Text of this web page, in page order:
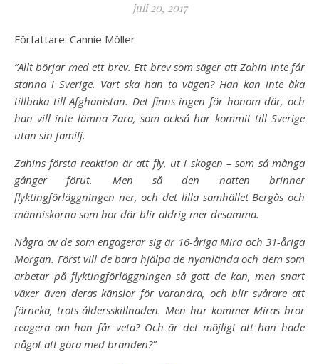
juli 20, 2017
Författare: Cannie Möller
”Allt börjar med ett brev. Ett brev som säger att Zahin inte får
stanna i Sverige. Vart ska han ta vägen? Han kan inte åka
tillbaka till Afghanistan. Det finns ingen för honom där, och
han vill inte lämna Zara, som också har kommit till Sverige
utan sin familj.
Zahins första reaktion är att fly, ut i skogen – som så många
gånger förut. Men så den natten brinner
flyktingförläggningen ner, och det lilla samhället Bergås och
människorna som bor där blir aldrig mer desamma.
Några av de som engagerar sig är 16-åriga Mira och 31-åriga
Morgan. Först vill de bara hjälpa de nyanlända och dem som
arbetar på flyktingförläggningen så gott de kan, men snart
växer även deras känslor för varandra, och blir svårare att
förneka, trots åldersskillnaden. Men hur kommer Miras bror
reagera om han får veta? Och är det möjligt att han hade
något att göra med branden?”